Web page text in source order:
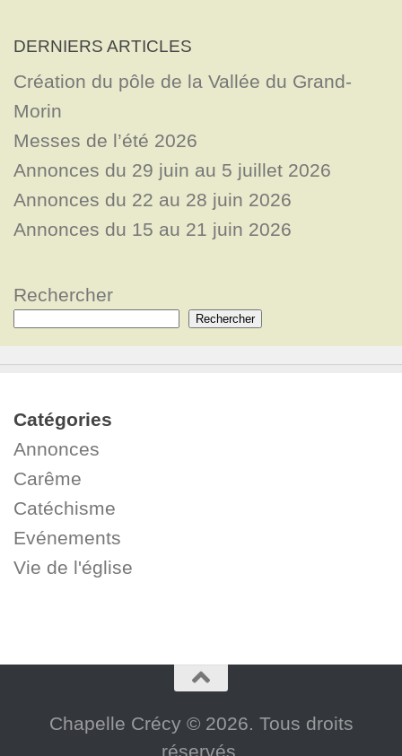
DERNIERS ARTICLES
Création du pôle de la Vallée du Grand-
Morin
Messes de l’été 2026
Annonces du 29 juin au 5 juillet 2026
Annonces du 22 au 28 juin 2026
Annonces du 15 au 21 juin 2026
Rechercher
Rechercher
Catégories
Annonces
Carême
Catéchisme
Evénements
Vie de l'église
Chapelle Crécy © 2026. Tous droits
réservés.